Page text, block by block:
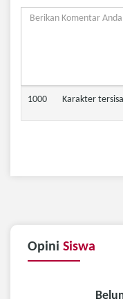
1000 Karakter tersisa
Opini Siswa